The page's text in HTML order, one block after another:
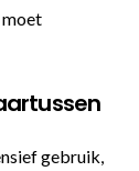
moet
gebruik,